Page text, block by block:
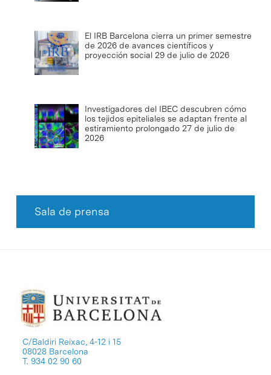
El IRB Barcelona cierra un primer semestre
de 2026 de avances científicos y
proyección social 29 de julio de 2026
Investigadores del IBEC descubren cómo
los tejidos epiteliales se adaptan frente al
estiramiento prolongado 27 de julio de
2026
Sala de prensa
C/Baldiri Reixac, 4-12 i 15
08028 Barcelona
T. 934 02 90 60